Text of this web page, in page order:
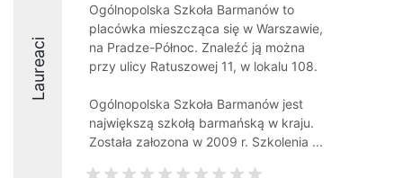
Laureaci
Ogólnopolska Szkoła Barmanów to
placówka mieszcząca się w Warszawie,
na Pradze-Północ. Znaleźć ją można
przy ulicy Ratuszowej 11, w lokalu 108.
Ogólnopolska Szkoła Barmanów jest
największą szkołą barmańską w kraju.
Została załozona w 2009 r. Szkolenia ...